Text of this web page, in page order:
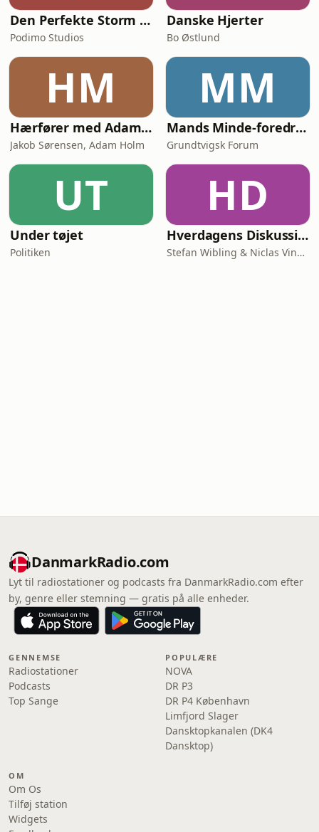
Den Perfekte Storm - Den store samtale om AI
Podimo Studios
Danske Hjerter
Bo Østlund
HM
Hærfører med Adam Holm
Jakob Sørensen, Adam Holm
MM
Mands Minde-foredrag
Grundtvigsk Forum
UT
Under tøjet
Politiken
HD
Hverdagens Diskussioner
Stefan Wibling & Niclas Vingaard
DanmarkRadio.com
Lyt til radiostationer og podcasts fra DanmarkRadio.com efter
by, genre eller stemning — gratis på alle enheder.
GENNEMSE
Radiostationer
Podcasts
Top Sange
POPULÆRE
NOVA
DR P3
DR P4 København
Limfjord Slager
Dansktopkanalen (DK4
Dansktop)
OM
Om Os
Tilføj station
Widgets